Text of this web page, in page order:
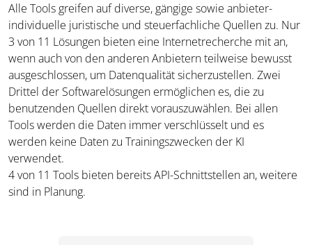
Alle Tools greifen auf diverse, gängige sowie anbieter-
individuelle juristische und steuerfachliche Quellen zu. Nur
3 von 11 Lösungen bieten eine Internetrecherche mit an,
wenn auch von den anderen Anbietern teilweise bewusst
ausgeschlossen, um Datenqualität sicherzustellen. Zwei
Drittel der Softwarelösungen ermöglichen es, die zu
benutzenden Quellen direkt vorauszuwählen. Bei allen
Tools werden die Daten immer verschlüsselt und es
werden keine Daten zu Trainingszwecken der KI
verwendet.
4 von 11 Tools bieten bereits API-Schnittstellen an, weitere
sind in Planung.